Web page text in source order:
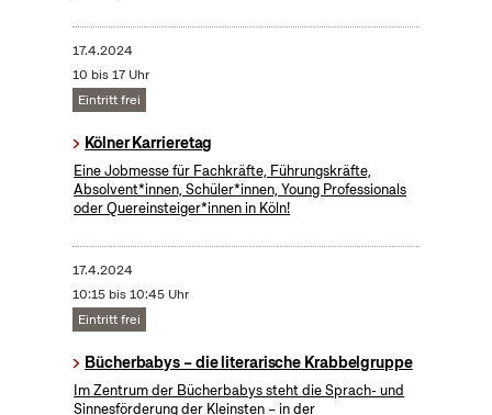
17.4.2024
10 bis 17 Uhr
Eintritt frei
Kölner Karrieretag
Eine Jobmesse für Fachkräfte, Führungskräfte,
Absolvent*innen, Schüler*innen, Young Professionals
oder Quereinsteiger*innen in Köln!
17.4.2024
10:15 bis 10:45 Uhr
Eintritt frei
Bücherbabys – die literarische Krabbelgruppe
Im Zentrum der Bücherbabys steht die Sprach- und
Sinnesförderung der Kleinsten – in der